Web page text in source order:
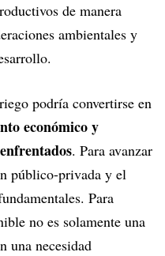
de manera
ambientales y
podría convertirse en
económico y
. Para avanzar
público-privada y el
Para
no es solamente una
una necesidad